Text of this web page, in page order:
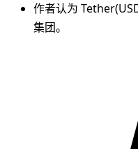
作者认为
集团。